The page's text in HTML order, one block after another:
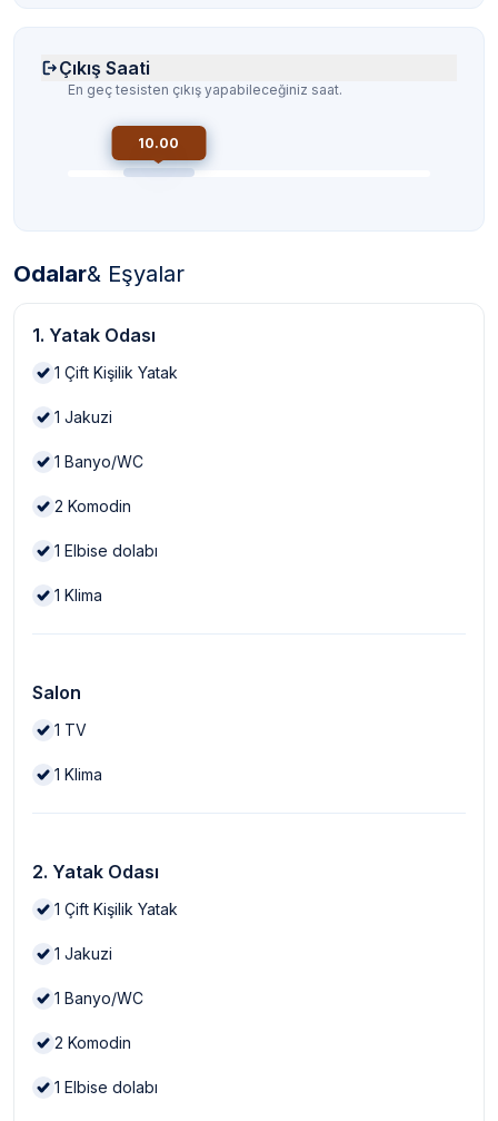
Çıkış Saati
En geç tesisten çıkış yapabileceğiniz saat.
10.00
Odalar& Eşyalar
1. Yatak Odası
1 Çift Kişilik Yatak
1 Jakuzi
1 Banyo/WC
2 Komodin
1 Elbise dolabı
1 Klima
Salon
1 TV
1 Klima
2. Yatak Odası
1 Çift Kişilik Yatak
1 Jakuzi
1 Banyo/WC
2 Komodin
1 Elbise dolabı